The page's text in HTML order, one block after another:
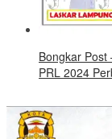
Bongkar
PRL 2024